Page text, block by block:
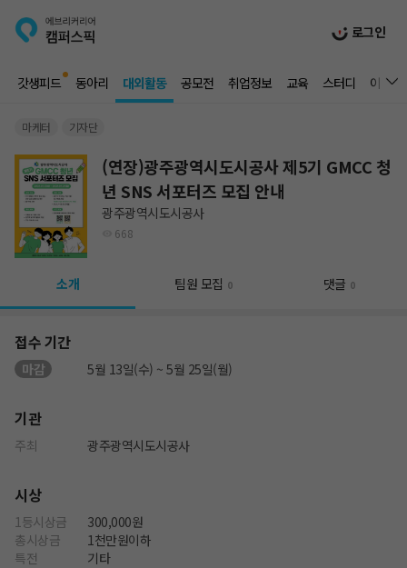
로그인
갓생피드 동아리 대외활동 공모전 취업정보 교육 스터디 이벤트
마케터 기자단
(연장)광주광역시도시공사 제5기 GMCC 청
년 SNS 서포터즈 모집 안내
광주광역시도시공사
668
소개 팀원 모집 0 댓글 0
접수 기간
마감 5월 13일(수) ~ 5월 25일(월)
기관
주최 광주광역시도시공사
시상
1등시상금
300,000원
총시상금
1천만원이하
특전
기타